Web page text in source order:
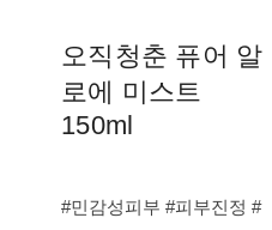
오직청춘 퓨어 알
로에 미스트
150ml
#민감성피부 #피부진정 #